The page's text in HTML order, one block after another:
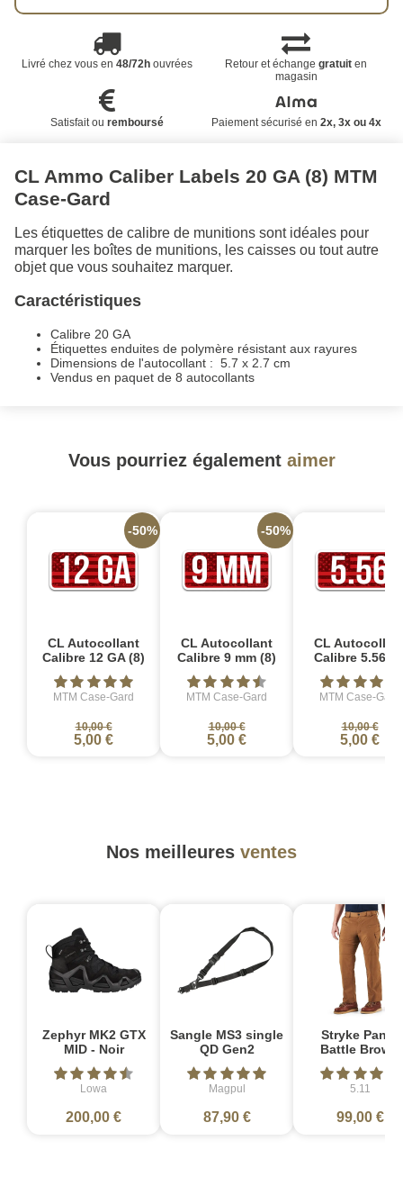
Livré chez vous en 48/72houvrées Retour et échangegratuit en
magasin
Satisfait ou remboursé Paiement sécurisé en 2x, 3x ou 4x
CL Ammo Caliber Labels 20 GA (8) MTM
Case-Gard
Les étiquettes de calibre de munitions sont idéales pour
marquer les boîtes de munitions, les caisses ou tout autre
objet que vous souhaitez marquer.
Caractéristiques
Calibre 20 GA
Étiquettes enduites de polymère résistant aux rayures
Dimensions de l'autocollant : 5.7 x 2.7 cm
Vendus en paquet de 8 autocollants
Vous pourriez également aimer
CL Autocollant
Calibre 12 GA (8)
MTM Case-Gard
10,00 €
5,00 €
-50%
CL Autocollant
Calibre 9 mm (8)
MTM Case-Gard
10,00 €
5,00 €
-50%
CL
Calibre 5.56
MTM Case-Gard
10,00 €
5,00 €
Nos meilleures ventes
Zephyr MK2 GTX
MID - Noir
Lowa
200,00 €
Sangle MS3 single
QD Gen2
Magpul
87,90 €
Stryke Pant -
Battle Brown
5.11
99,00 €